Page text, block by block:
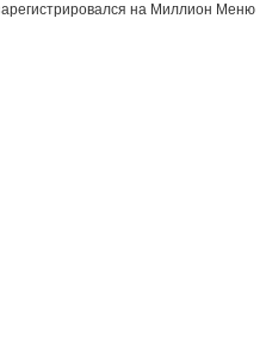
на Миллион Меню